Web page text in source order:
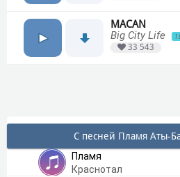
MACAN
Big City Life
33 543
С песней Пламя Аты-
Пламя
Краснотал